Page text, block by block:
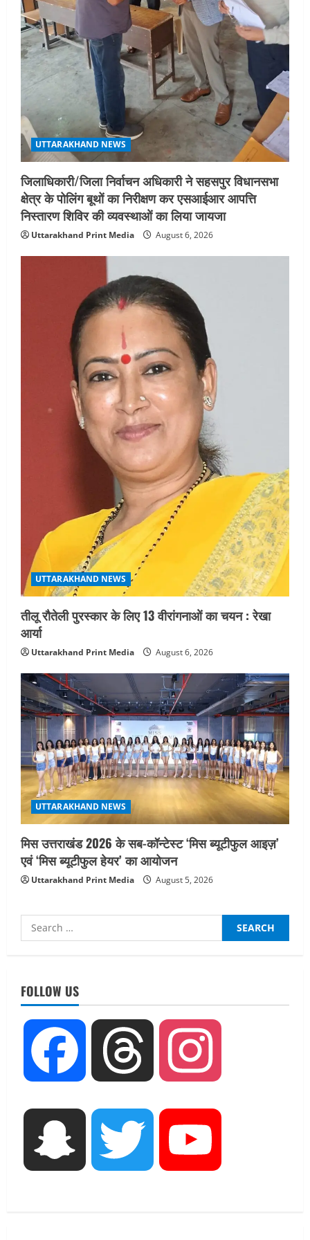
UTTARAKHAND NEWS
जिलाधिकारी/जिला निर्वाचन अधिकारी ने सहसपुर विधानसभा
क्षेत्र के पोलिंग बूथों का निरीक्षण कर एसआईआर आपत्ति
निस्तारण शिविर की व्यवस्थाओं का लिया जायजा
Uttarakhand Print Media August 6, 2026
UTTARAKHAND NEWS
तीलू रौतेली पुरस्कार के लिए 13 वीरांगनाओं का चयन : रेखा
आर्या
Uttarakhand Print Media August 6, 2026
UTTARAKHAND NEWS
मिस उत्तराखंड 2026 के सब-कॉन्टेस्ट ‘मिस ब्यूटीफुल आइज़’
एवं ‘मिस ब्यूटीफुल हेयर’ का आयोजन
Uttarakhand Print Media August 5, 2026
Search
for:
FOLLOW US
Facebook Threads
Snapchat Twitter
August 6, 2026
UTTARAKHAND NEWS
मिस उत्तराखंड 2026 के सब-कॉन्टेस्ट ‘मिस
ब्यूटीफुल आइज़’ एवं ‘मिस ब्यूटीफुल हेयर’ का
August 5, 2026
UTTARAKHAND NEWS
एमआईटी वर्ल्ड पीस यूनिवर्सिटी और जर्मनी के
बीएसबीआई के बीच समझौता; भारतीय छात्रों